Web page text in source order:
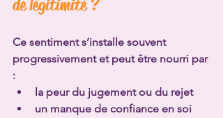
de légitimité ?
Ce sentiment s’installe souvent
progressivement et peut être nourri par
:
la peur du jugement ou du rejet
un manque de confiance en soi